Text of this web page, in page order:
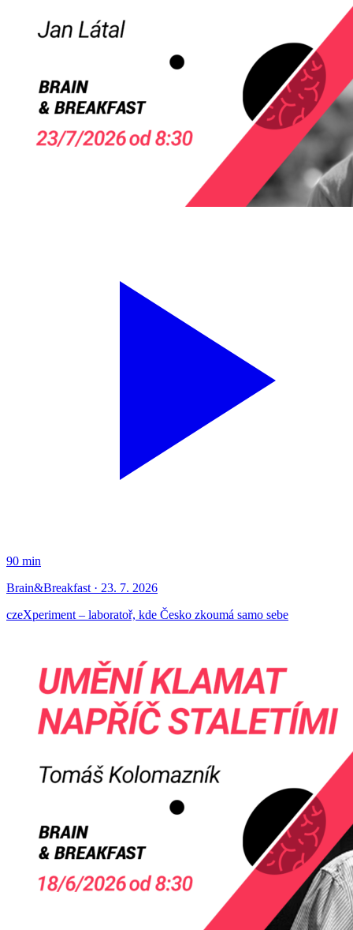
90 min
Brain&Breakfast · 23. 7. 2026
czeXperiment – laboratoř, kde Česko zkoumá samo sebe